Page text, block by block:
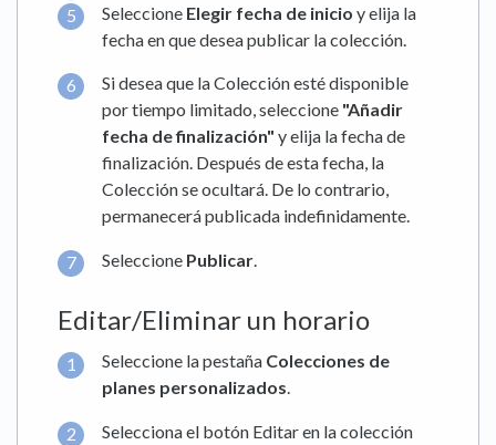
Seleccione Elegir fecha de inicio y elija la
fecha en que desea publicar la colección.
Si desea que la Colección esté disponible
por tiempo limitado, seleccione "Añadir
fecha de finalización" y elija la fecha de
finalización. Después de esta fecha, la
Colección se ocultará. De lo contrario,
permanecerá publicada indefinidamente.
Seleccione Publicar
Editar/Eliminar un horario
Seleccione la pestaña Colecciones de
planes personalizados.
Selecciona el botón Editar en la colección